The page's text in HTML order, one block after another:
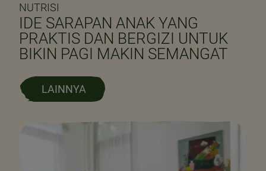
NUTRISI
IDE SARAPAN ANAK YANG
PRAKTIS DAN BERGIZI UNTUK
BIKIN PAGI MAKIN SEMANGAT
LAINNYA